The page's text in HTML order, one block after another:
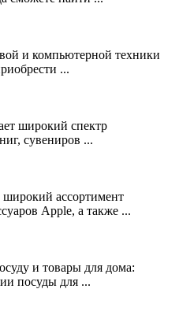
и компьютерной техники
...
широкий спектр
сувениров ...
ассортимент
Apple, а также ...
и товары для дома:
посуды для ...